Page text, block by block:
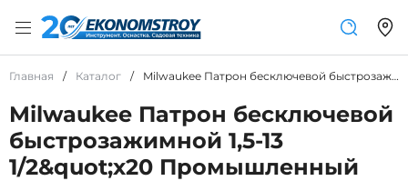
Главная / Каталог / Milwaukee Патрон бесключевой быстрозажимной 1,5-13 1/2&amp;quot;х20 Промышленный
Milwaukee Патрон бесключевой
быстрозажимной 1,5-13
1/2&quot;х20 Промышленный